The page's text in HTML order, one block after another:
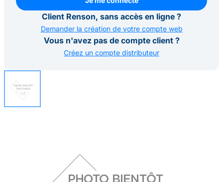
Je me connecte
Client Renson, sans accès en ligne ?
Demander la création de votre compte web
Vous n'avez pas de compte client ?
Créez un compte distributeur